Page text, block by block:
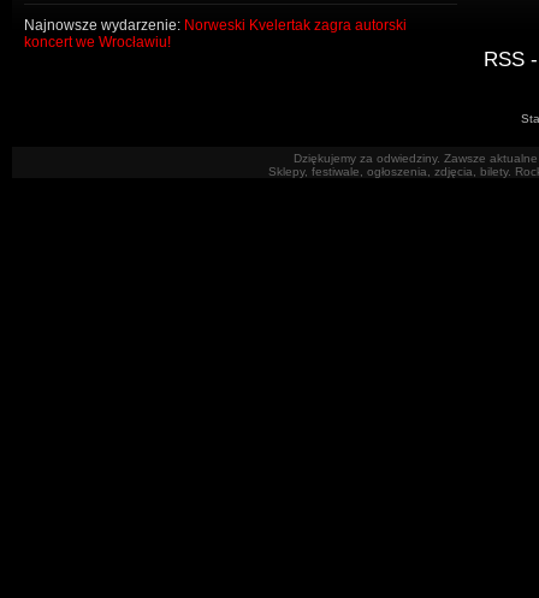
Najnowsze wydarzenie: Norweski Kvelertak zagra autorski
koncert we Wrocławiu!
RSS
Dziękujemy za odwiedziny. Zawsze
Sklepy, festiwale, ogłoszenia, zdjęcia, bilety.